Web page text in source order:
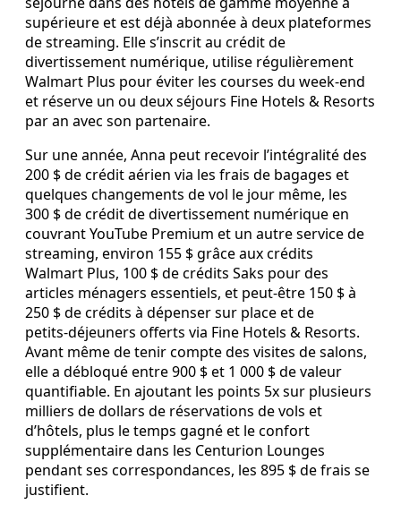
supérieure et est déjà abonnée à deux plateformes
de streaming. Elle s’inscrit au crédit de
divertissement numérique, utilise régulièrement
Walmart Plus pour éviter les courses du week‑end
et réserve un ou deux séjours Fine Hotels & Resorts
par an avec son partenaire.
Sur une année, Anna peut recevoir l’intégralité des
200 $ de crédit aérien via les frais de bagages et
quelques changements de vol le jour même, les
300 $ de crédit de divertissement numérique en
couvrant YouTube Premium et un autre service de
streaming, environ 155 $ grâce aux crédits
Walmart Plus, 100 $ de crédits Saks pour des
articles ménagers essentiels, et peut‑être 150 $ à
250 $ de crédits à dépenser sur place et de
petits‑déjeuners offerts via Fine Hotels & Resorts.
Avant même de tenir compte des visites de salons,
elle a débloqué entre 900 $ et 1 000 $ de valeur
quantifiable. En ajoutant les points 5x sur plusieurs
milliers de dollars de réservations de vols et
d’hôtels, plus le temps gagné et le confort
supplémentaire dans les Centurion Lounges
pendant ses correspondances, les 895 $ de frais se
justifient.